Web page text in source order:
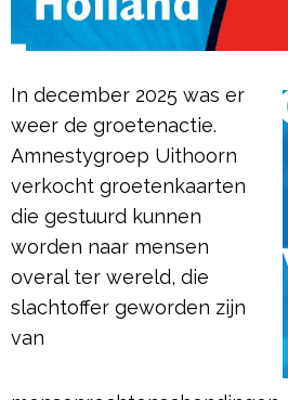
In december 2025 was er
weer de groetenactie.
Amnestygroep Uithoorn
verkocht groetenkaarten
die gestuurd kunnen
worden naar mensen
overal ter wereld, die
slachtoffer geworden zijn
van